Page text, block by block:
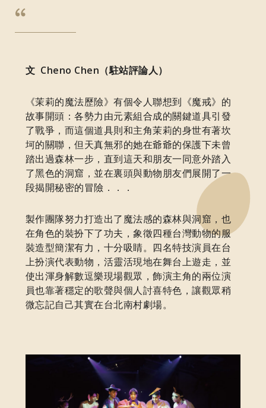
文 Cheno Chen（駐站評論人）
《茉莉的魔法歷險》有個令人聯想到《魔戒》的
故事開頭：各勢力由元素組合成的關鍵道具引發
了戰爭，而這個道具則和主角茉莉的身世有著坎
坷的關聯，但天真無邪的她在爺爺的保護下未曾
踏出過森林一步，直到這天和朋友一同意外踏入
了黑色的洞窟，並在裏頭與動物朋友們展開了一
段揭開秘密的冒險．．．
製作團隊努力打造出了魔法感的森林與洞窟，也
在角色的裝扮下了功夫，象徵四種台灣動物的服
裝造型簡潔有力，十分吸睛。四名特技演員在台
上扮演代表動物，活靈活現地在舞台上遊走，並
使出渾身解數逗樂現場觀眾，飾演主角的兩位演
員也靠著穩定的歌聲與個人討喜特色，讓觀眾稍
微忘記自己其實在台北南村劇場。